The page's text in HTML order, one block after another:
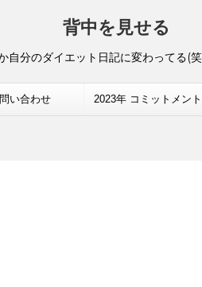
背中を見せる
分のダイエット日記に変わってる(
い合わせ 2023年 コミットメント